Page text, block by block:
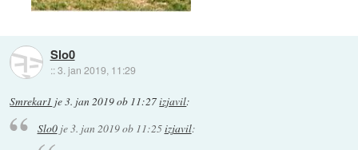
Slo0
::3. jan 2019, 11:29
Smrekar1 je3. jan 2019 ob 11:27izjavil:
Slo0je3. jan 2019 ob 11:25izjavil: